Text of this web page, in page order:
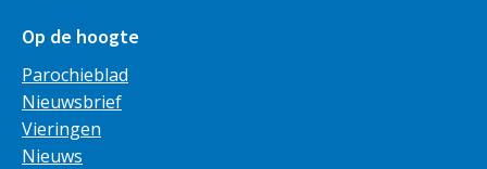
Op de hoogte
Parochieblad
Nieuwsbrief
Vieringen
Nieuws